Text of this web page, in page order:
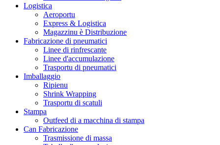
Logistica
Aeroportu
Express & Logistica
Magazzinu è Distribuzione
Fabricazione di pneumatici
Linee di rinfrescante
Linee d'accumulazione
Trasportu di pneumatici
Imballaggio
Ripienu
Shrink Wrapping
Trasportu di scatuli
Stampa
Outfeed di a macchina di stampa
Can Fabricazione
Trasmissione di massa